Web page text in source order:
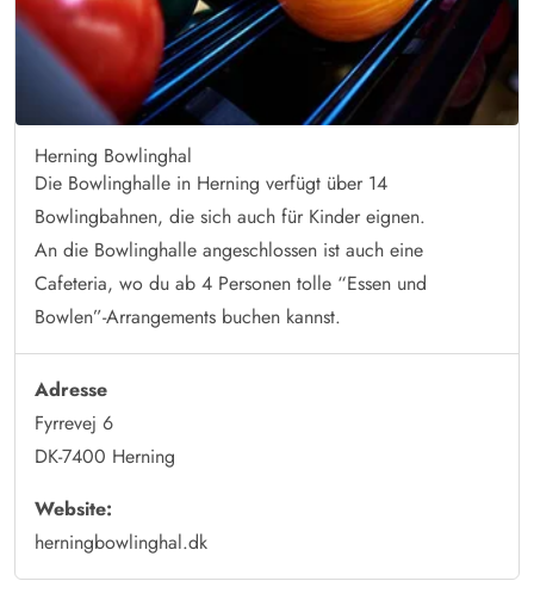
Herning Bowlinghal
Die Bowlinghalle in Herning verfügt über 14
Bowlingbahnen, die sich auch für Kinder eignen.
An die Bowlinghalle angeschlossen ist auch eine
Cafeteria, wo du ab 4 Personen tolle “Essen und
Bowlen”-Arrangements buchen kannst.
Adresse
Fyrrevej 6
DK-7400 Herning
Website:
herningbowlinghal.dk